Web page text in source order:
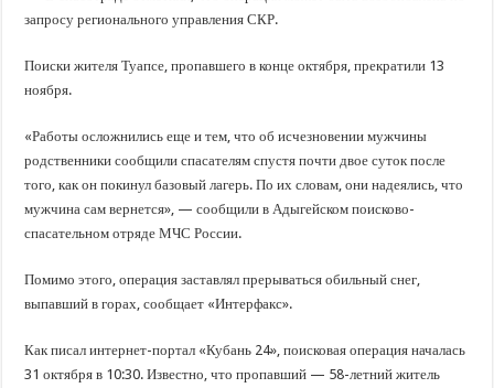
В городах и районах Кубани отметили День России
запросу регионального управления СКР.
Поиски жителя Туапсе, пропавшего в конце октября, прекратили 13
ноября.
«Работы осложнились еще и тем, что об исчезновении мужчины
родственники сообщили спасателям спустя почти двое суток после
того, как он покинул базовый лагерь. По их словам, они надеялись, что
мужчина сам вернется», — сообщили в Адыгейском поисково-
спасательном отряде МЧС России.
Помимо этого, операция заставлял прерываться обильный снег,
выпавший в горах, сообщает «Интерфакс».
Как писал интернет-портал «Кубань 24», поисковая операция началась
31 октября в 10:30. Известно, что пропавший — 58-летний житель